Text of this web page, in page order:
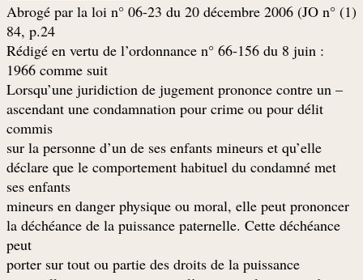
(1) Abrogé par la loi n° 06-23 du 20 décembre 2006 (JO n°
84, p.24
: Rédigé en vertu de l’ordonnance n° 66-156 du 8 juin
1966 comme suit
– Lorsqu’une juridiction de jugement prononce contre un
ascendant une condamnation pour crime ou pour délit
commis
sur la personne d’un de ses enfants mineurs et qu’elle
déclare que le comportement habituel du condamné met
ses enfants
mineurs en danger physique ou moral, elle peut prononcer
la déchéance de la puissance paternelle. Cette déchéance
peut
porter sur tout ou partie des droits de la puissance